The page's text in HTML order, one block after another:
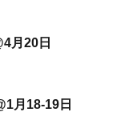
月20日
月18-19日